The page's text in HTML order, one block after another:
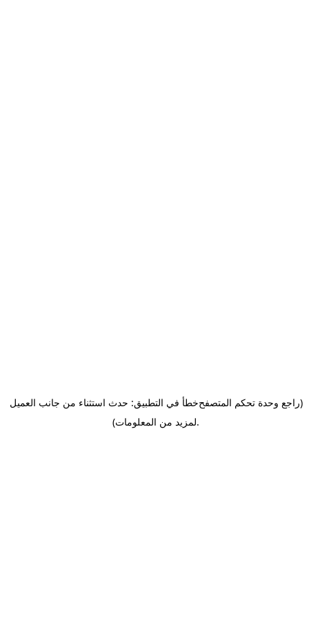
خطأ في التطبيق: حدث استثناء من جانب العميل(راجع وحدة تحكم المتصفح
لمزيد من المعلومات).